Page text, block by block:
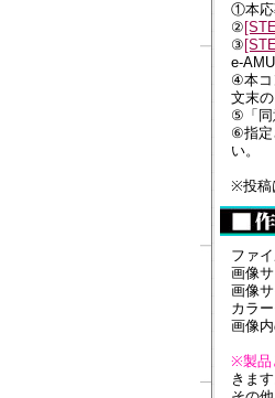
①本応
②
③
e-
④本コ
文末
⑤「同
⑥指定
い。
※投稿
ファ
画像
画像
カラ
画像
※製品
きます